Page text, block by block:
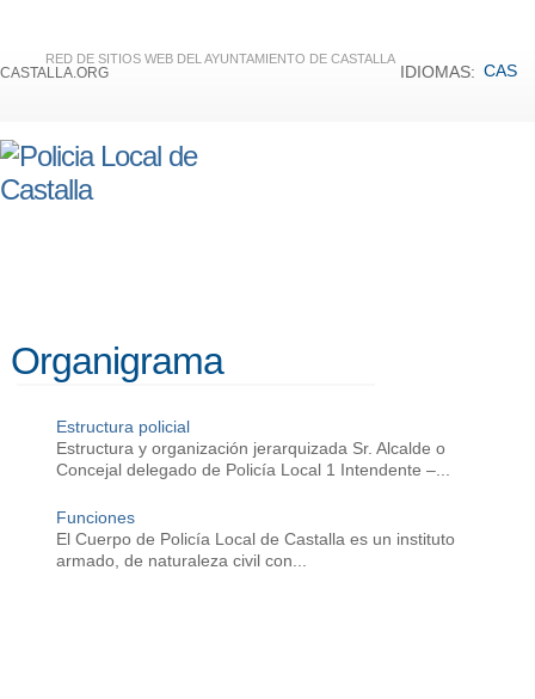
CASTALLA.ORG
RED DE SITIOS WEB DEL AYUNTAMIENTO DE CASTALLA
IDIOMAS: CAS
Organigrama
Estructura policial
Estructura y organización jerarquizada Sr. Alcalde o
Concejal delegado de Policía Local 1 Intendente –...
Funciones
El Cuerpo de Policía Local de Castalla es un instituto
armado, de naturaleza civil con...